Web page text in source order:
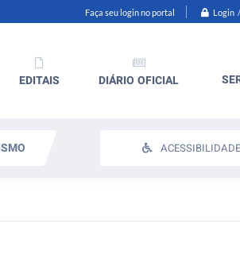
Faça seu login no portal Login
EDITAIS DIÁRIO OFICIAL
ACESSIBILIDADE